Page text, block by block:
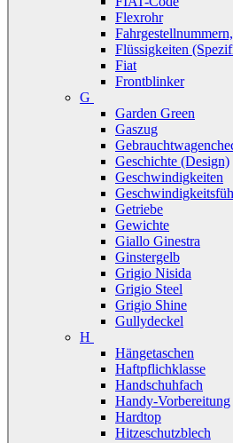
Flexrohr
Flüssigkeiten
Fiat
Frontblinker
G
Garden Green
Gaszug
Geschichte (Design)
Geschwindigkeiten
Getriebe
Gewichte
Giallo Ginestra
Ginstergelb
Grigio Nisida
Grigio Steel
Grigio Shine
Gullydeckel
H
Hängetaschen
Haftpflichklasse
Handschuhfach
Handy-Vorbereitung
Hardtop
Hitzeschutzblech